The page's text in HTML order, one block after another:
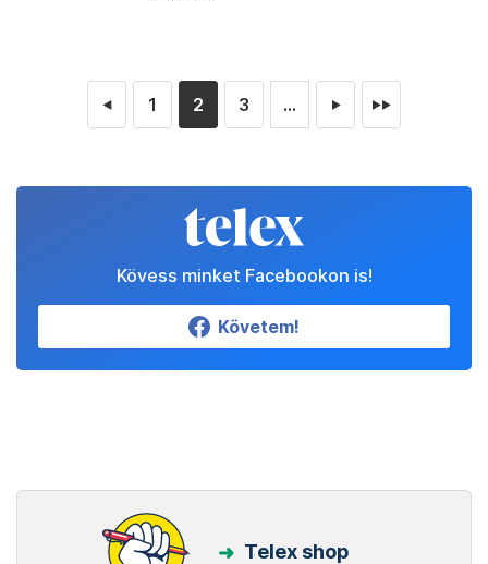
◄ 1 2 3 ... ► ►►
Kövess minket Facebookon is!
Követem!
Telex shop